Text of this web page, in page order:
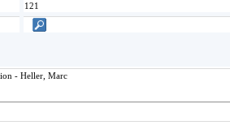
121
- Heller, Marc